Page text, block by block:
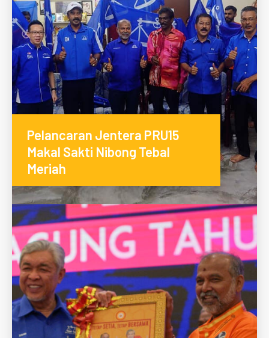
Pelancaran Jentera PRU15
Makal Sakti Nibong Tebal
Meriah